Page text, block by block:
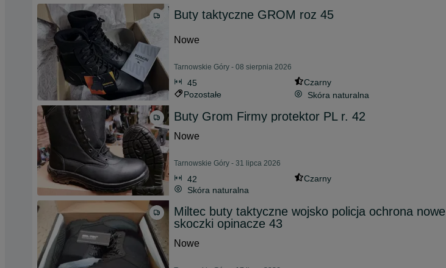
Buty taktyczne GROM roz 45
Nowe
Tarnowskie Góry - 08 sierpnia 2026
45
Czarny
Pozostałe
Skóra naturalna
Buty Grom Firmy protektor PL r. 42
Nowe
Tarnowskie Góry - 31 lipca 2026
42
Czarny
Skóra naturalna
Miltec buty taktyczne wojsko policja ochrona nowe
skoczki opinacze 43
Nowe